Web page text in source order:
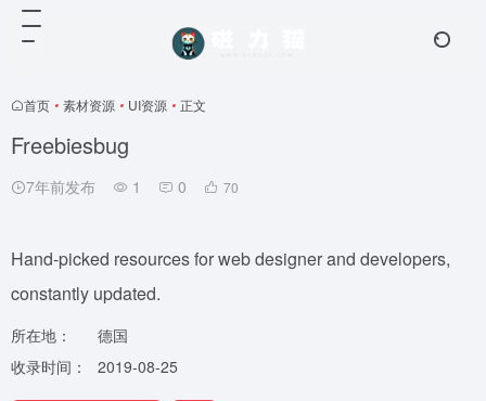
首页 • 素材资源 • UI资源 • 正文
Freebiesbug
7年前发布 1 0 70
Hand-picked resources for web designer and developers,
constantly updated.
所在地：
德国
收录时间：
2019-08-25